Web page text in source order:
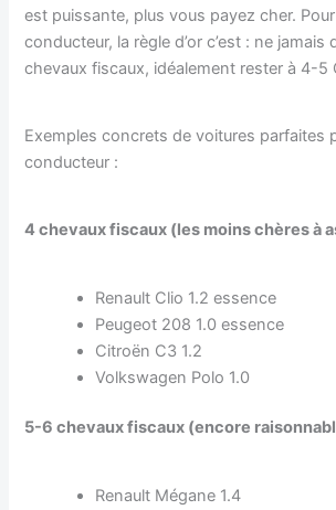
est puissante, plus vous payez cher.
conducteur, la règle d’or c’est : ne jamais
chevaux fiscaux, idéalement rester à 4-5
Exemples concrets de voitures parfaites
conducteur :
4 chevaux fiscaux (les moins chères à
Renault Clio 1.2 essence
Peugeot 208 1.0 essence
Citroën C3 1.2
Volkswagen Polo 1.0
5-6 chevaux fiscaux (encore
Renault Mégane 1.4